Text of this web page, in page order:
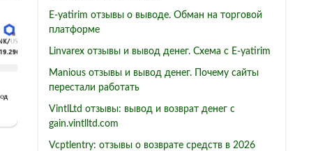
E-yatirim отзывы о выводе. Обман на торговой
платформе
Linvarex отзывы и вывод денег. Схема с E-yatirim
Manious отзывы и вывод денег. Почему сайты
перестали работать
VintlLtd отзывы: вывод и возврат денег с
gain.vintlltd.com
Vcptlentry: отзывы о возврате средств в 2026